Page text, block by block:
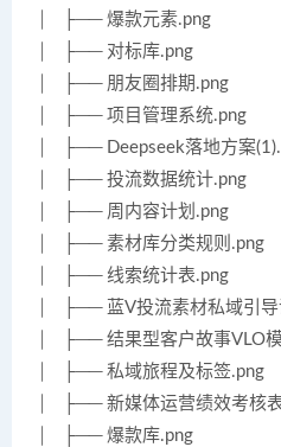
│ ├── 爆款元素.png
│ ├── 对标库.png
│ ├── 朋友圈排期.png
│ ├── 项目管理系统.png
│ ├── Deepseek落地方案
│ ├── 投流数据统计.png
│ ├── 周内容计划.png
│ ├── 素材库分类规则.png
│ ├── 线索统计表.png
│ ├── 蓝V投流素材私域引导
│ ├── 结果型客户故事VLO
│ ├── 私域旅程及标签.png
│ ├── 新媒体运营绩效考核
│ ├── 爆款库.png